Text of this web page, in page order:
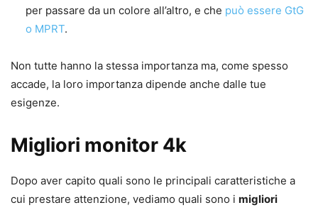
per passare da un colore all’altro, e che può essere GtG
o MPRT.
Non tutte hanno la stessa importanza ma, come spesso
accade, la loro importanza dipende anche dalle tue
esigenze.
Migliori monitor 4k
Dopo aver capito quali sono le principali caratteristiche a
cui prestare attenzione, vediamo quali sono i migliori